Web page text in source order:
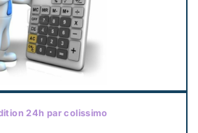
24h par colissimo